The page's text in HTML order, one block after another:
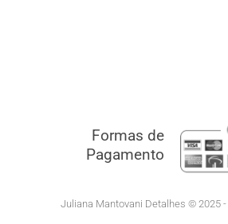
Formas de
Pagamento
Juliana Mantovani Detalhes © 2025 -